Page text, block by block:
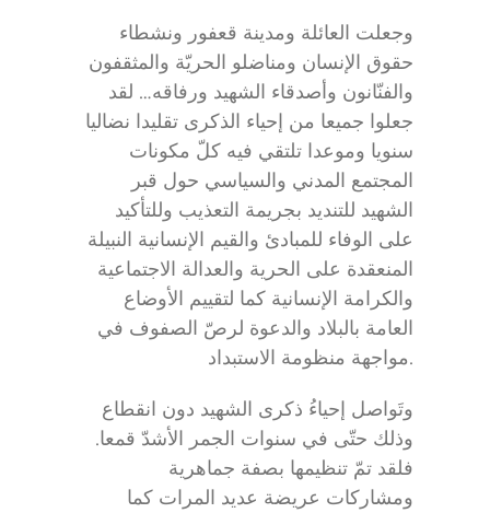
وجعلت العائلة ومدينة قعفور ونشطاء
حقوق الإنسان ومناضلو الحريّة والمثقفون
والفنّانون وأصدقاء الشهيد ورفاقه… لقد
جعلوا جميعا من إحياء الذكرى تقليدا نضاليا
سنويا وموعدا تلتقي فيه كلّ مكونات
المجتمع المدني والسياسي حول قبر
الشهيد للتنديد بجريمة التعذيب وللتأكيد
على الوفاء للمبادئ والقيم الإنسانية النبيلة
المنعقدة على الحرية والعدالة الاجتماعية
والكرامة الإنسانية كما لتقييم الأوضاع
العامة بالبلاد والدعوة لرصّ الصفوف في
مواجهة منظومة الاستبداد.
وتَواصل إحياءُ ذكرى الشهيد دون انقطاع
وذلك حتّى في سنوات الجمر الأشدّ قمعا.
فلقد تمّ تنظيمها بصفة جماهرية
ومشاركات عريضة عديد المرات كما